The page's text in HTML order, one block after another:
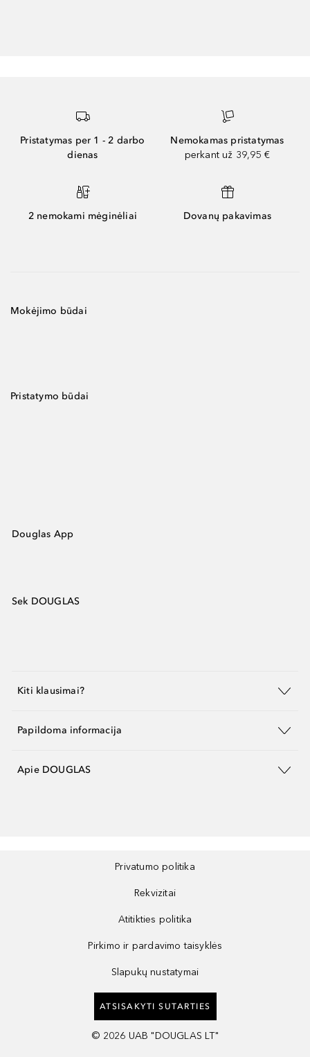
Pristatymas per 1 - 2 darbo
dienas
Nemokamas pristatymas
perkant už 39,95 €
2 nemokami mėginėliai Dovanų pakavimas
Mokėjimo būdai
Pristatymo būdai
Douglas App
Sek DOUGLAS
Kiti klausimai?
Papildoma informacija
Apie DOUGLAS
Privatumo politika
Rekvizitai
Atitikties politika
Pirkimo ir pardavimo taisyklės
Slapukų nustatymai
ATSISAKYTI SUTARTIES
© 2026 UAB "DOUGLAS LT"